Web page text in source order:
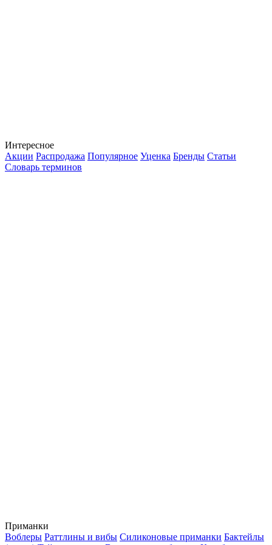
Интересное
Акции Распродажа Популярное Уценка Бренды Статьи
Словарь терминов
Приманки
Воблеры Раттлины и вибы Силиконовые приманки Бактейлы